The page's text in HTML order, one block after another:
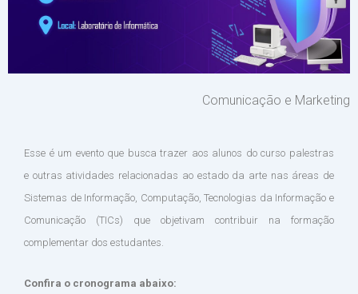
Comunicação e Marketing
Esse é um evento que busca trazer aos alunos do curso palestras
e outras atividades relacionadas ao estado da arte nas áreas de
Sistemas de Informação, Computação, Tecnologias da Informação e
Comunicação (TICs) que objetivam contribuir na formação
complementar dos estudantes.
Confira o cronograma abaixo: